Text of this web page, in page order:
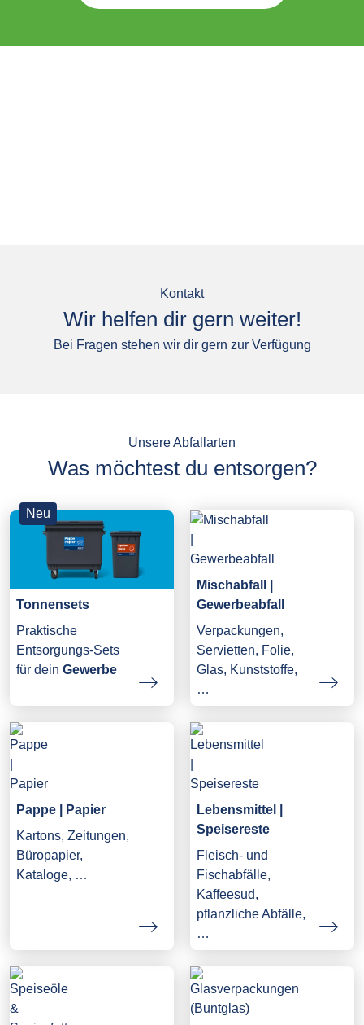
Kontakt
Wir helfen dir gern weiter!
Bei Fragen stehen wir dir gern zur Verfügung
Unsere Abfallarten
Was möchtest du entsorgen?
Neu
Tonnensets
Praktische
Entsorgungs-Sets
für dein Gewerbe
Mischabfall |
Gewerbeabfall
Verpackungen,
Servietten, Folie,
Glas, Kunststoffe,
…
Pappe | Papier
Kartons, Zeitungen,
Büropapier,
Kataloge, …
Lebensmittel |
Speisereste
Fleisch- und
Fischabfälle,
Kaffeesud,
pflanzliche Abfälle,
…